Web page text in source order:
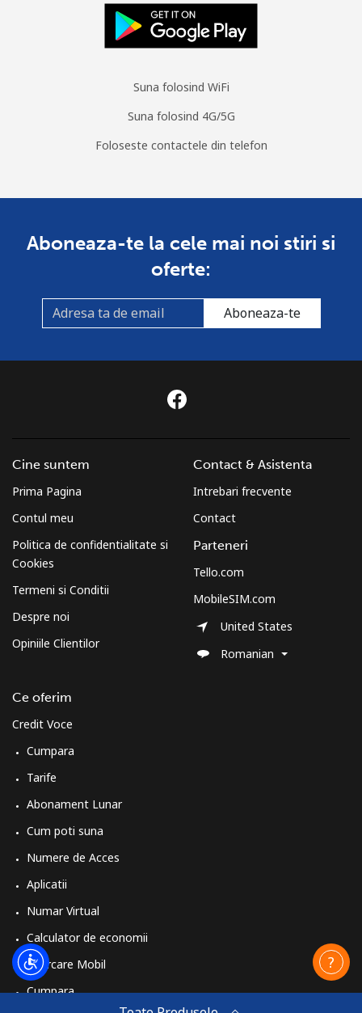
Suna folosind WiFi
Suna folosind 4G/5G
Foloseste contactele din telefon
Aboneaza-te la cele mai noi stiri si
oferte:
Aboneaza-te
Cine suntem
Prima Pagina
Contul meu
Politica de confidentialitate si
Cookies
Termeni si Conditii
Despre noi
Opiniile Clientilor
Ce oferim
Credit Voce
Cumpara
Tarife
Abonament Lunar
Cum poti suna
Numere de Acces
Aplicatii
Numar Virtual
Calculator de economii
Reincarcare Mobil
Cumpara
Contact & Asistenta
Intrebari frecvente
Contact
Parteneri
Tello.com
MobileSIM.com
United States
Romanian